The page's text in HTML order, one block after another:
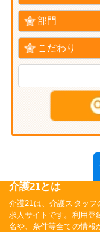
部門
こだわり
介護21とは
介護21は、介護スタッ
求人サイトです。利用登
名や、条件等全ての情報